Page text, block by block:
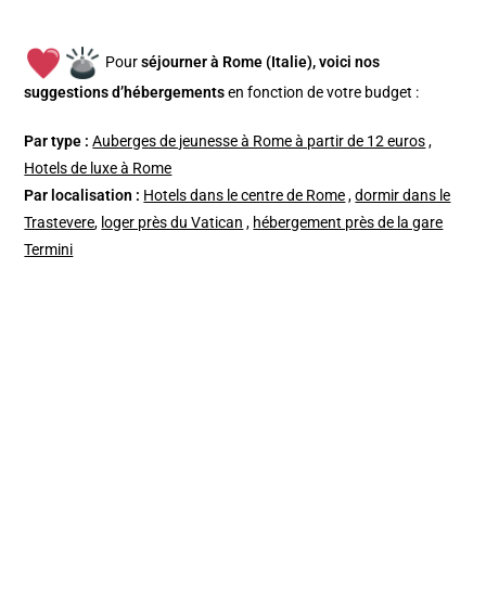
Pourséjourner à Rome (Italie), voici nos
suggestions d’hébergements en fonction de votre budget :
Par type :Auberges de jeunesse à Rome à partir de 12 euros,
Hotels de luxe à Rome
Par localisation : Hotels dans le centre de Rome,dormir dans le
Trastevere, loger près du Vatican , hébergement près de la gare
Termini